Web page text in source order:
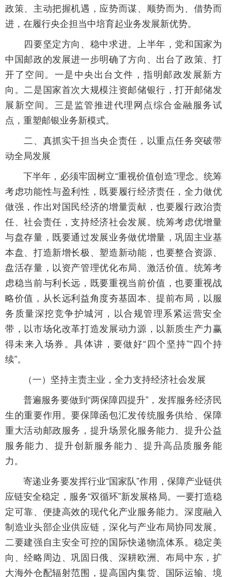
政策、主动把握机遇，应势而谋、顺势而为、借势而
进，在履行央企担当中培育起业务发展新优势。
四要坚定方向、稳中求进。上半年，党和国家为
中国邮政的发展进一步明确了方向、出台了政策、打
开了空间。一是中央出台文件，指明邮政发展新方
向。二是国家首次大规模注资邮储银行，打开邮储发
展新空间。三是监管推进代理网点综合金融服务试
点，重塑邮银业务新模式。
二、真抓实干担当央企责任，以重点任务突破带
动全局发展
下半年，必须牢固树立“重视价值创造”理念。统筹
考虑功能性与盈利性，既要履行经济责任，全力做优
做强，作出对国民经济的增量贡献，也要履行政治责
任、社会责任，支持经济社会发展。统筹考虑优增量
与盘存量，既要通过发展业务做优增量，巩固主业基
本盘、打造新增长极、塑造新动能，也要整合资源、
盘活存量，以资产管理优化布局、激活价值。统筹考
虑稳当前与利长远，既要重视当前价值，也要重视战
略价值，从长远利益角度夯基固本、提前布局，以服
务质量深挖竞争护城河，以合规管理系紧运营安全
带，以市场化改革打造发展动力源，以新质生产力赢
得未来入场券。具体讲，要做好“四个坚持”“四个持
续”。
（一）坚持主责主业，全力支持经济社会发展
普遍服务要做到“两保障四提升”，发挥服务经济民
生的重要作用。要保障函包汇发传统服务供给、保障
重大活动邮政服务，提升场景化服务能力、提升公益
服务能力、提升创新服务能力、提升高品质服务能
力。
寄递业务要发挥行业“国家队”作用，保障产业链供
应链安全稳定，服务“双循环”新发展格局。一要打造稳
定可靠、便捷高效的现代化产业服务能力。深度融入
制造业头部企业供应链，深化与产业布局协同发展。
二要建强自主安全可控的国际快递物流体系。稳定美
向、经略周边、巩固日俄、深耕欧洲、布局中东，扩
大海外仓配辐射范围，提高国内集货、国际运输、境